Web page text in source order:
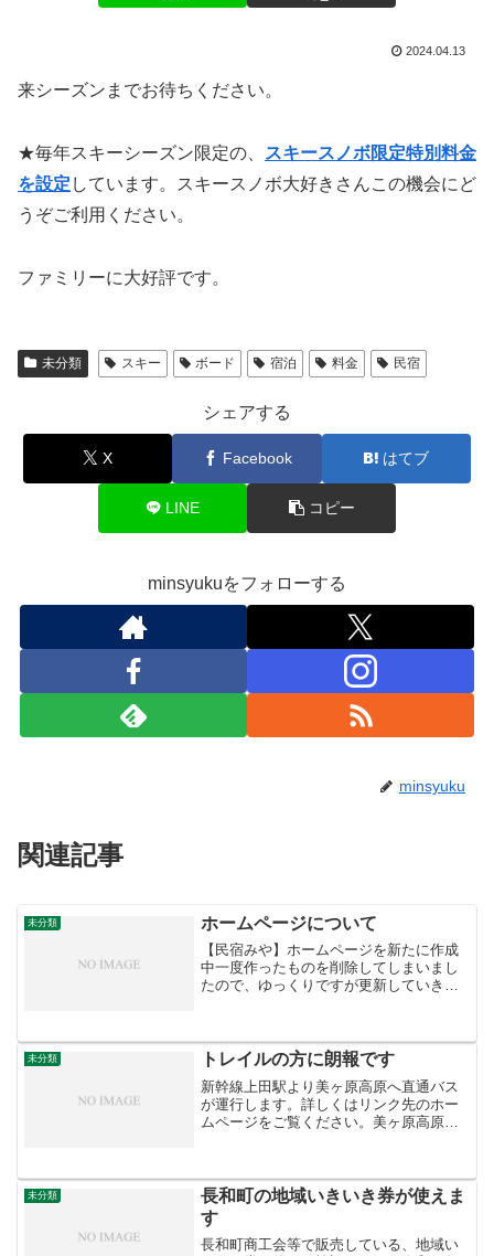
2024.04.13
来シーズンまでお待ちください。
★毎年スキーシーズン限定の、
スキースノボ限定特別料金
を設定 しています。スキースノボ大好きさんこの機会にど
うぞご利用ください。
ファミリーに大好評です。
未分類 スキー ボード 宿泊 料金 民宿
シェアする
X Facebook はてブ
LINE コピー
minsyukuをフォローする
minsyuku
関連記事
未分類 ホームページについて
【民宿みや】ホームページを新たに作成
中一度作ったものを削除してしまいまし
たので、ゆっくりですが更新していきま
未分類 トレイルの方に朗報です
新幹線上田駅より美ヶ原高原へ直通バス
が運行します。詳しくはリンク先のホー
ムページをご覧ください。美ヶ原高原よ
未分類
長和町の地域いきいき券が使えま
す
長和町商工会等で販売している、地域い